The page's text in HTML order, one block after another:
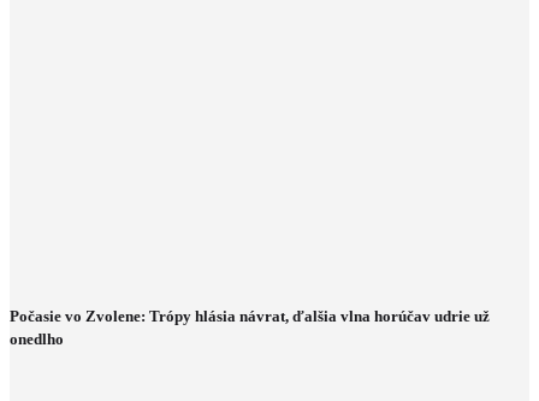
Počasie vo Zvolene: Trópy hlásia návrat, ďalšia vlna horúčav udrie už
onedlho